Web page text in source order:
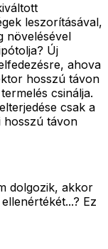
leszorításával,
növelésével
Új
ahova
hosszú távon
csinálja.
csak a
hosszú távon
dolgozik, akkor
Ez